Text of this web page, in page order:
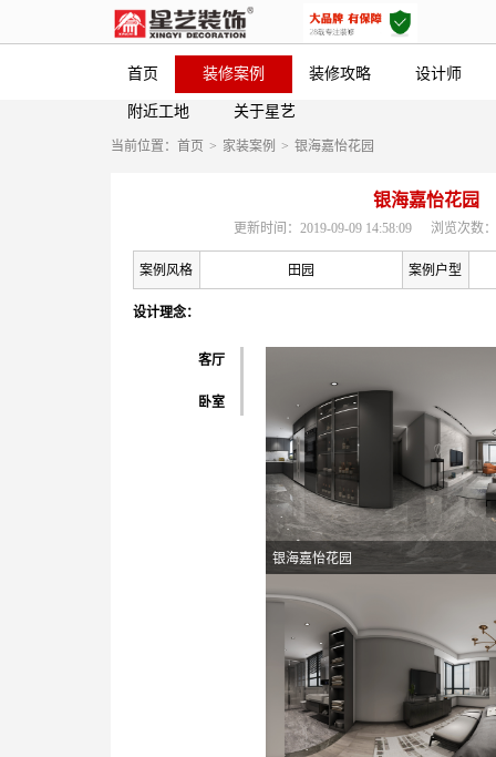
首页 装修案例 装修攻略 设计师
附近工地 关于星艺
当前位置： 首页 > 家装案例 > 银海嘉怡花园
银海嘉怡花园
更新时间：2019-09-09 14:58:09 浏览次数
案例风格 田园 案例户型
设计理念：
客厅
卧室
银海嘉怡花园